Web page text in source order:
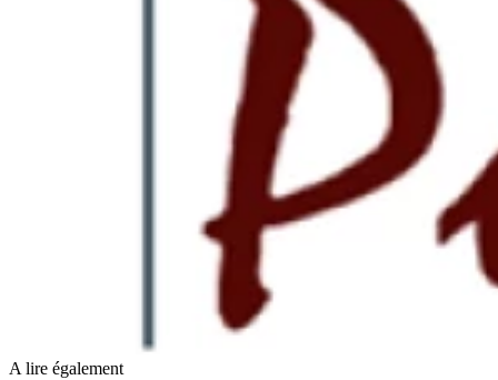
A lire également